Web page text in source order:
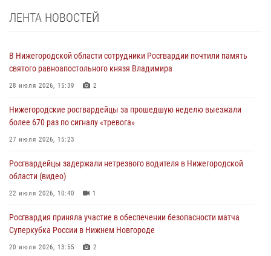
ЛЕНТА НОВОСТЕЙ
В Нижегородской области сотрудники Росгвардии почтили память
святого равноапостольного князя Владимира
28 июля 2026, 15:39 2
Нижегородские росгвардейцы за прошедшую неделю выезжали
более 670 раз по сигналу «тревога»
27 июля 2026, 15:23
Росгвардейцы задержали нетрезвого водителя в Нижегородской
области (видео)
22 июля 2026, 10:40 1
Росгвардия приняла участие в обеспечении безопасности матча
Суперкубка России в Нижнем Новгороде
20 июля 2026, 13:55 2